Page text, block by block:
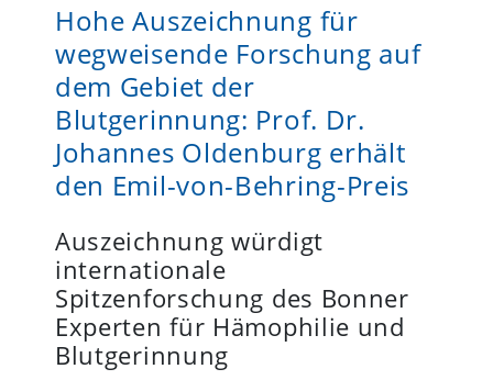
Hohe Auszeichnung für
wegweisende Forschung auf
dem Gebiet der
Blutgerinnung: Prof. Dr.
Johannes Oldenburg erhält
den Emil-von-Behring-Preis
Auszeichnung würdigt
internationale
Spitzenforschung des Bonner
Experten für Hämophilie und
Blutgerinnung